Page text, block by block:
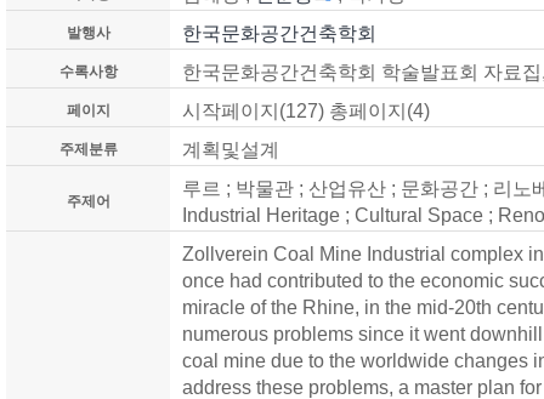
발행사 한국문화공간건축학회
수록사항 한국문화공간건축학회 학술발표회 자료
페이지 시작페이지(127) 총페이지(4)
주제분류 계획및설계
주제어
루르 ; 박물관 ; 산업유산 ; 문화공간 ; 리노
Industrial Heritage ; Cultural Space ;
Zollverein Coal Mine Industrial complex
once had contributed to the economic
miracle of the Rhine, in the mid-20th
numerous problems since it went
coal mine due to the worldwide changes
address these problems, a master plan